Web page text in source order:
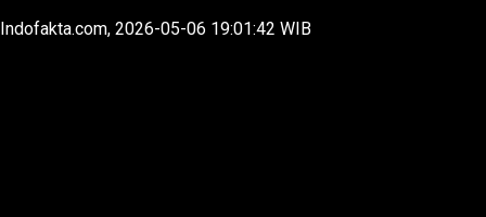
Indofakta.com, 2026-05-06 19:01:42 WIB